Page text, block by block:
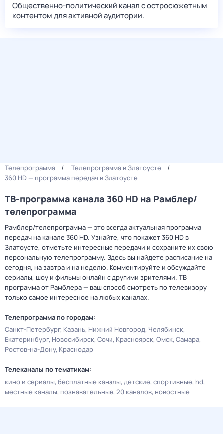
Общественно-политический канал с остросюжетным
контентом для активной аудитории.
Телепрограмма
Телепрограмма в Златоусте
360 HD — программа передач в Златоусте
ТВ-программа канала 360 HD на Рамблер/
телепрограмма
Рамблер/телепрограмма — это всегда актуальная программа
передач на канале 360 HD. Узнайте, что покажет 360 HD в
Златоусте, отметьте интересные передачи и сохраните их свою
персональную телепрограмму. Здесь вы найдете расписание на
сегодня, на завтра и на неделю. Комментируйте и обсуждайте
сериалы, шоу и фильмы онлайн с другими зрителями. ТВ
программа от Рамблера — ваш способ смотреть по телевизору
только самое интересное на любых каналах.
Телепрограмма по городам:
Санкт-Петербург Казань Нижний Новгород Челябинск
Екатеринбург Новосибирск Сочи Красноярск Омск Самара
Ростов-на-Дону Краснодар
Телеканалы по тематикам:
кино и сериалы бесплатные каналы детские спортивные hd
местные каналы познавательные 20 каналов новостные